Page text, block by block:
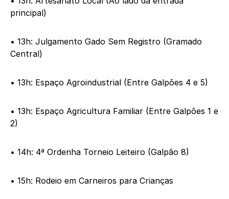
principal)
• 13h: Julgamento Gado Sem Registro (Gramado
Central)
• 13h: Espaço Agroindustrial (Entre Galpões 4 e 5)
• 13h: Espaço Agricultura Familiar (Entre Galpões 1 e
2)
• 14h: 4ª Ordenha Torneio Leiteiro (Galpão 8)
• 15h: Rodeio em Carneiros para Crianças